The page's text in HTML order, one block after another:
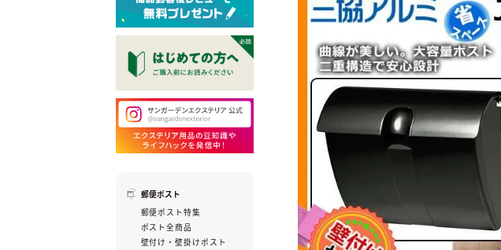
郵便ポスト
郵便ポスト特集
ポスト全商品
壁付け・壁掛けポスト